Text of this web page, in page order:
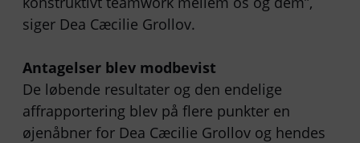
siger Dea Cæcilie Grollov.
Antagelser blev modbevist
De løbende resultater og den endelige
affrapportering blev på flere punkter en
øjenåbner for Dea Cæcilie Grollov og hendes